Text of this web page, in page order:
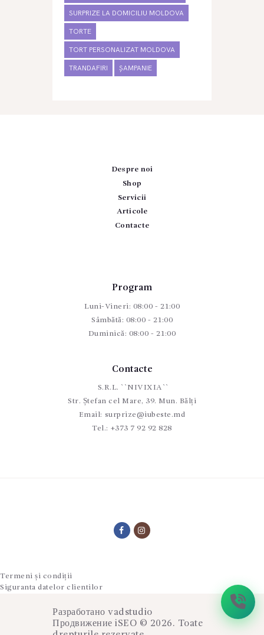
SURPRIZE LA DOMICILIU MOLDOVA
TORTE
TORT PERSONALIZAT MOLDOVA
TRANDAFIRI ȘAMPANIE
Despre noi
Shop
Servicii
Articole
Contacte
Program
Luni-Vineri: 08:00 - 21:00
Sâmbătă: 08:00 - 21:00
Duminică: 08:00 - 21:00
Contacte
S.R.L. ``NIVIXIA``
Str. Ștefan cel Mare, 39. Mun. Bălți
Email: surprize@iubeste.md
Tel.: +373 7 92 92 828
Termeni și condiții
Siguranta datelor clientilor
Разработано vadstudio
Продвижение iSEO © 2026. Toate